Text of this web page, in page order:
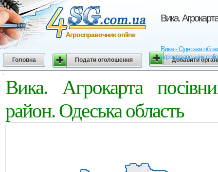
Вика.
Вика - Одеська
агросправочник
Агросправочник online
Головна Подати оголошення Добавити
Вика. Агрокарта
район. Одеська область